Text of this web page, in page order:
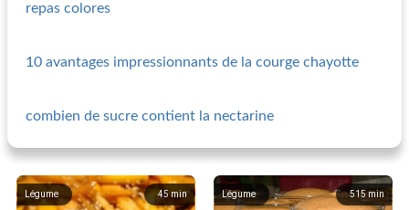
repas colores
10 avantages impressionnants de la courge chayotte
combien de sucre contient la nectarine
45min
Légume 515 min
Légume